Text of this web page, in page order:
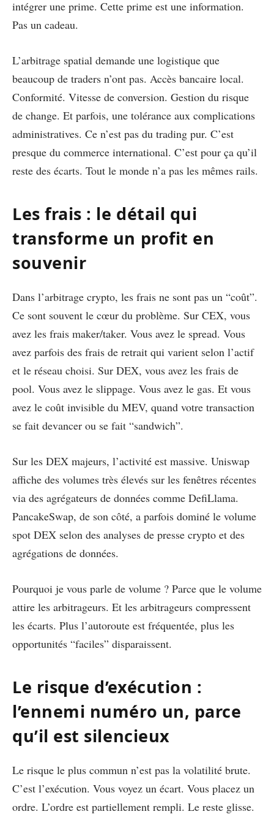
intégrer une prime. Cette prime est une information.
Pas un cadeau.
L’arbitrage spatial demande une logistique que
beaucoup de traders n’ont pas. Accès bancaire local.
Conformité. Vitesse de conversion. Gestion du risque
de change. Et parfois, une tolérance aux complications
administratives. Ce n’est pas du trading pur. C’est
presque du commerce international. C’est pour ça qu’il
reste des écarts. Tout le monde n’a pas les mêmes rails.
Les frais : le détail qui
transforme un profit en
souvenir
Dans l’arbitrage crypto, les frais ne sont pas un “coût”.
Ce sont souvent le cœur du problème. Sur CEX, vous
avez les frais maker/taker. Vous avez le spread. Vous
avez parfois des frais de retrait qui varient selon l’actif
et le réseau choisi. Sur DEX, vous avez les frais de
pool. Vous avez le slippage. Vous avez le gas. Et vous
avez le coût invisible du MEV, quand votre transaction
se fait devancer ou se fait “sandwich”.
Sur les DEX majeurs, l’activité est massive. Uniswap
affiche des volumes très élevés sur les fenêtres récentes
via des agrégateurs de données comme DefiLlama.
PancakeSwap, de son côté, a parfois dominé le volume
spot DEX selon des analyses de presse crypto et des
agrégations de données.
Pourquoi je vous parle de volume ? Parce que le volume
attire les arbitrageurs. Et les arbitrageurs compressent
les écarts. Plus l’autoroute est fréquentée, plus les
opportunités “faciles” disparaissent.
Le risque d’exécution :
l’ennemi numéro un, parce
qu’il est silencieux
Le risque le plus commun n’est pas la volatilité brute.
C’est l’exécution. Vous voyez un écart. Vous placez un
ordre. L’ordre est partiellement rempli. Le reste glisse.